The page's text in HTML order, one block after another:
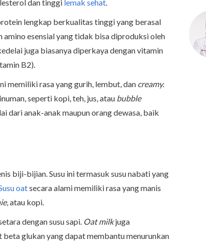
dan tinggi lemak sehat.
lengkap berkualitas tinggi yang berasal
amino esensial yang tidak bisa diproduksi oleh
juga biasanya diperkaya dengan vitamin
B2).
memiliki rasa yang gurih, lembut, dan creamy.
seperti kopi, teh, jus, atau bubble
dari anak-anak maupun orang dewasa, baik
biji-bijian. Susu ini termasuk susu nabati yang
oatsecara alami memiliki rasa yang manis
, atau kopi.
dengan susu sapi. Oat milkjuga
glukan yang dapat membantu menurunkan